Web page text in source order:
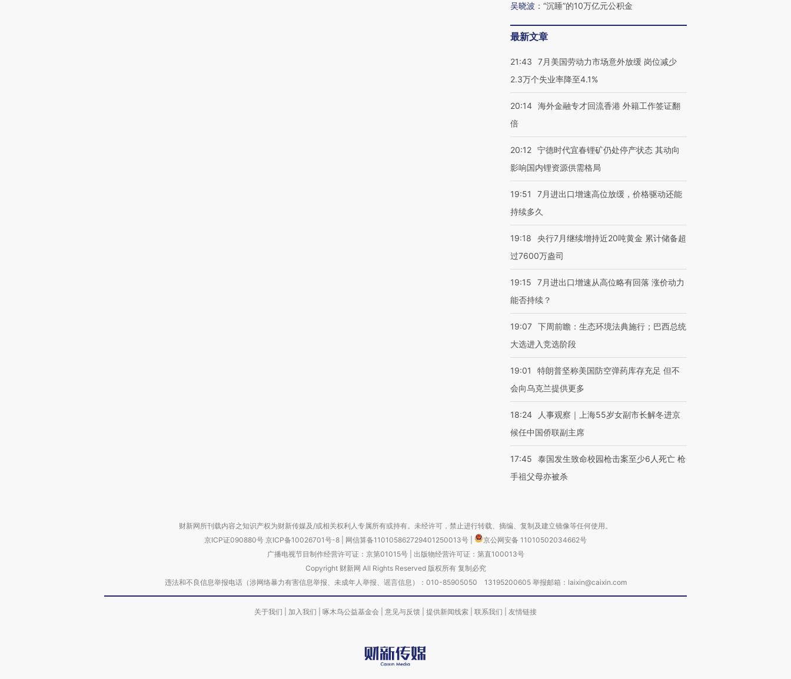
吴晓波 ： “沉睡”的10万亿元公积金
最新文章
21:43
7月美国劳动力市场意外放缓 岗位减少
2.3万个失业率降至4.1%
20:14 海外金融专才回流香港 外籍工作签证翻
倍
20:12 宁德时代宜春锂矿仍处停产状态 其动向
影响国内锂资源供需格局
19:51
7月进出口增速高位放缓，价格驱动还能
持续多久
19:18
央行7月继续增持近20吨黄金 累计储备超
过7600万盎司
19:15
7月进出口增速从高位略有回落 涨价动力
能否持续？
19:07 下周前瞻：生态环境法典施行；巴西总统
大选进入竞选阶段
19:01
特朗普坚称美国防空弹药库存充足 但不
会向乌克兰提供更多
18:24
人事观察｜上海55岁女副市长解冬进京
候任中国侨联副主席
17:45
泰国发生致命校园枪击案至少6人死亡 枪
手祖父母亦被杀
财新网所刊载内容之知识产权为财新传媒及/或相关权利人专属所有或持有。未经许可，禁止进行转载、摘编、复制及建立镜像等任何使用。
京ICP证090880号 京ICP备10026701号-8 网信算备110105862729401250013号
京公网安备 11010502034662号
广播电视节目制作经营许可证：京第01015号| 出版物经营许可证：第直100013号
Copyright 财新网 All Rights Reserved 版权所有 复制必究
违法和不良信息举报电话（涉网络暴力有害信息举报、未成年人举报、谣言信息）：010-85905050 13195200605 举报邮箱：laixin@caixin.com
关于我们 加入我们 啄木鸟公益基金会 意见与反馈 提供新闻线索 联系我们 友情链接